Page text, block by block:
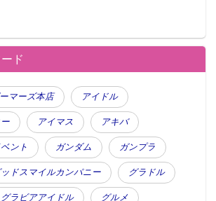
ド
マーズ本店 アイドル
アイマス アキバ
ント ガンダム ガンプラ
ッドスマイルカンパニー グラドル
グラビアアイドル グルメ